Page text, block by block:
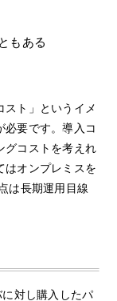
もある
スト」というイメ
必要です。導入コ
グコストを考えれ
はオンプレミスを
は長期運用目線
対し購入したパ